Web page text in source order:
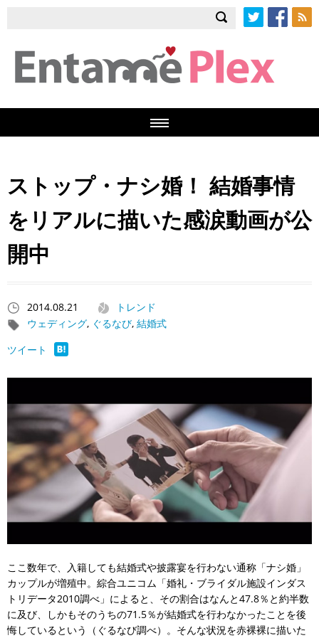
ストップ・ナシ婚！ 結婚事情
をリアルに描いた感涙動画が公
開中
2014.08.21
トレンド
ウェディング, ぐるなび, 結婚式
ツイート
ここ数年で、入籍しても結婚式や披露宴を行わない通称「ナシ婚」
カップルが増殖中。綜合ユニコム「婚礼・ブライダル施設インダス
トリデータ2010調べ」によると、その割合はなんと47.8％と約半数
に及び、しかもそのうちの71.5％が結婚式を行わなかったことを後
悔しているという（ぐるなび調べ）。そんな状況を赤裸裸に描いた